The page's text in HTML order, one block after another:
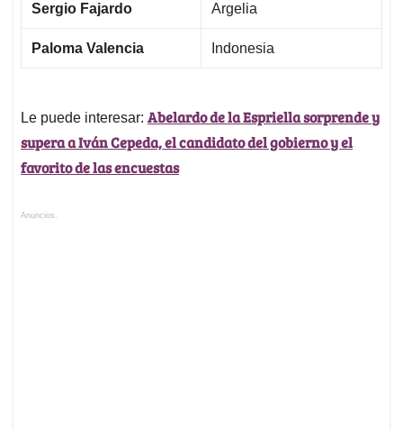
Sergio Fajardo Argelia
Paloma Valencia Indonesia
Le puede interesar: Abelardo de la Espriella sorprende y
supera a Iván Cepeda, el candidato del gobierno y el
favorito de las encuestas
Anuncios.